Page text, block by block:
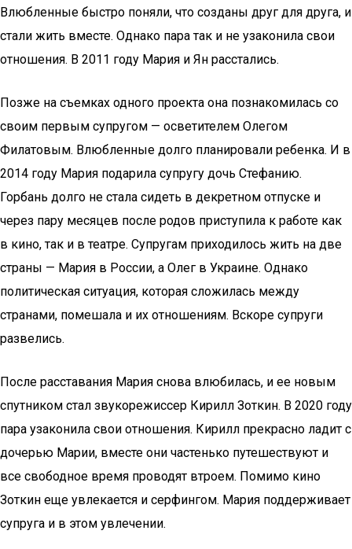
Влюбленные быстро поняли, что созданы друг для друга, и
стали жить вместе. Однако пара так и не узаконила свои
отношения. В 2011 году Мария и Ян расстались.
Позже на съемках одного проекта она познакомилась со
своим первым супругом — осветителем Олегом
Филатовым. Влюбленные долго планировали ребенка. И в
2014 году Мария подарила супругу дочь Стефанию.
Горбань долго не стала сидеть в декретном отпуске и
через пару месяцев после родов приступила к работе как
в кино, так и в театре. Супругам приходилось жить на две
страны — Мария в России, а Олег в Украине. Однако
политическая ситуация, которая сложилась между
странами, помешала и их отношениям. Вскоре супруги
развелись.
После расставания Мария снова влюбилась, и ее новым
спутником стал звукорежиссер Кирилл Зоткин. В 2020 году
пара узаконила свои отношения. Кирилл прекрасно ладит с
дочерью Марии, вместе они частенько путешествуют и
все свободное время проводят втроем. Помимо кино
Зоткин еще увлекается и серфингом. Мария поддерживает
супруга и в этом увлечении.